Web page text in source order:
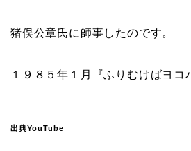
猪俣公章氏に師事したのです。
１９８５年１月『ふりむけばヨコ
出典YouTube